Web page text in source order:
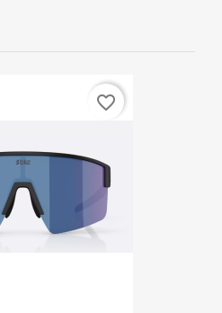
favorite_border